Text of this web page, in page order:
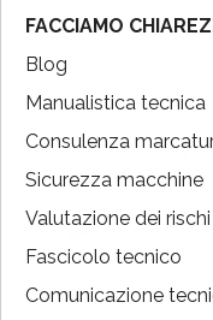
FACCIAMO
Blog
Manualistica tecnica
Consulenza
Sicurezza macchine
Valutazione dei rischi
Fascicolo tecnico
Comunicazione